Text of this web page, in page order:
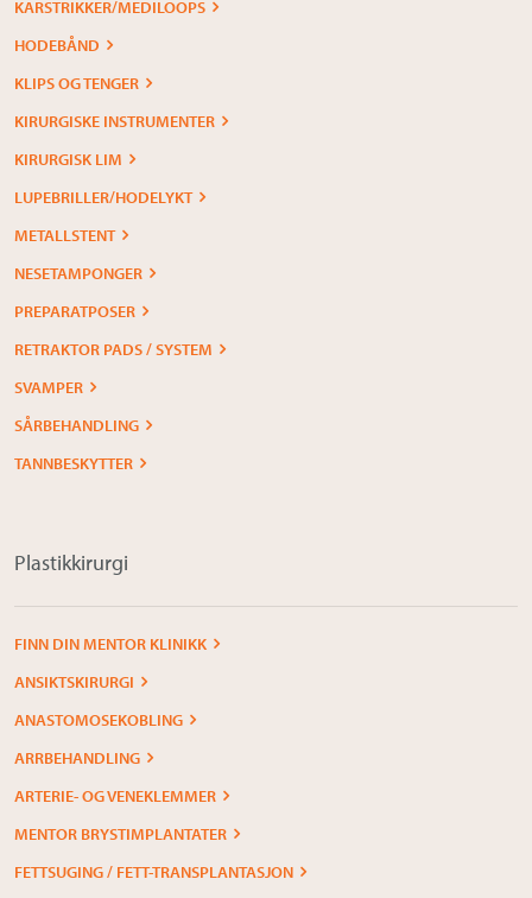
KARSTRIKKER/MEDILOOPS
HODEBÅND
KLIPS OG TENGER
KIRURGISKE INSTRUMENTER
KIRURGISK LIM
LUPEBRILLER/HODELYKT
METALLSTENT
NESETAMPONGER
PREPARATPOSER
RETRAKTOR PADS / SYSTEM
SVAMPER
SÅRBEHANDLING
TANNBESKYTTER
Plastikkirurgi
FINN DIN MENTOR KLINIKK
ANSIKTSKIRURGI
ANASTOMOSEKOBLING
ARRBEHANDLING
ARTERIE- OG VENEKLEMMER
MENTOR BRYSTIMPLANTATER
FETTSUGING / FETT-TRANSPLANTASJON